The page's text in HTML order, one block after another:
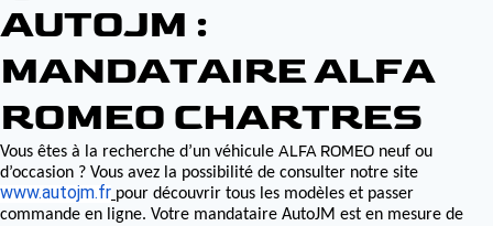
AUTOJM :
MANDATAIRE ALFA
ROMEO CHARTRES
Vous êtes à la recherche d’un véhicule ALFA ROMEO neuf ou
d’occasion ? Vous avez la possibilité de consulter notre site
www.autojm.fr pour découvrir tous les modèles et passer
commande en ligne. Votre mandataire AutoJM est en mesure de